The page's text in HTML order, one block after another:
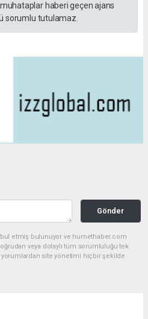
haberi geçen ajans
sorumlu tutulamaz.
Gönder
etmiş bulunuyor ve hurnethaber.com
veya dolaylı tüm sorumluluğu tek
yorumlardan site yönetimi hiçbir şekilde